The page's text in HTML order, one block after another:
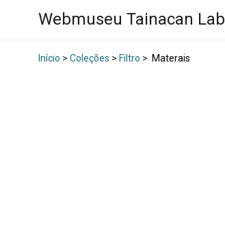
Webmuseu Tainacan Lab
Início > Coleções > Filtro > Materais